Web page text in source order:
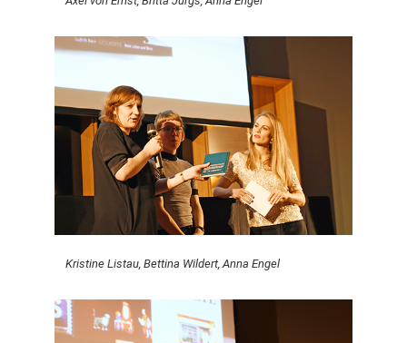
Kristine Listau, Bettina Wildert, Anna Engel